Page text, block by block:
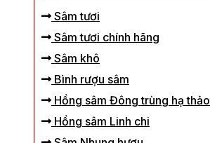
Sâm tươi
Sâm tươi chính hãng
Sâm khô
Bình rượu sâm
Hồng sâm Đông trùng hạ thảo
Hồng sâm Linh chi